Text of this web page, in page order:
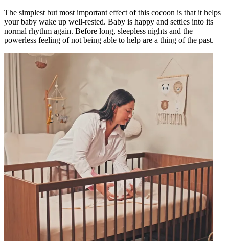
The simplest but most important effect of this cocoon is that it helps
your baby wake up well-rested. Baby is happy and settles into its
normal rhythm again. Before long, sleepless nights and the
powerless feeling of not being able to help are a thing of the past.